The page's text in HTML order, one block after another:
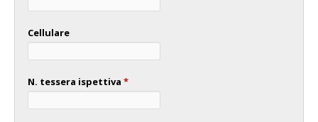
Cellulare
N. tessera ispettiva *